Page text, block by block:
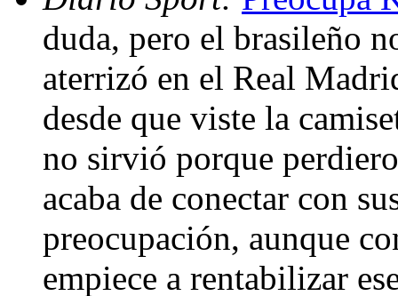
duda, pero el brasileño
aterrizó en el Real
desde que viste la
no sirvió porque
acaba de conectar con
preocupación, aunque
empiece a rentabilizar